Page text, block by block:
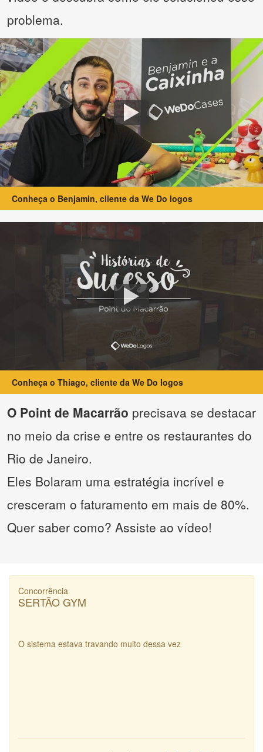
problema.
Conheça o Benjamin, cliente da We Do logos
Conheça o Thiago, cliente da We Do logos
O Point de Macarrão precisava se destacar
no meio da crise e entre os restaurantes do
Rio de Janeiro.
Eles Bolaram uma estratégia incrível e
cresceram o faturamento em mais de 80%.
Quer saber como? Assiste ao vídeo!
Concorrência
SERTÃO GYM
O sistema estava travando muito dessa vez